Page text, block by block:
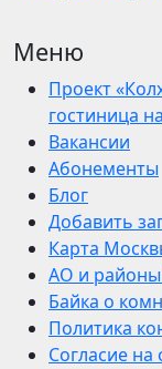
Меню
Проект
гостиница
Вакансии
Абонементы
Блог
Добавить
Карта
АО и
Байка о
Политика
Согласие